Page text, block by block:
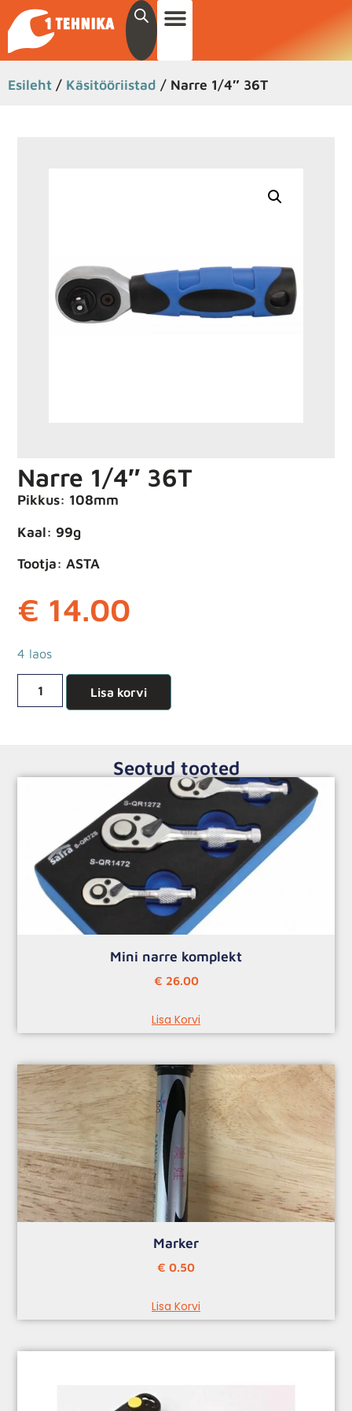
Esileht / Käsitööriistad / Narre 1/4″ 36T
Narre 1/4″ 36T
Pikkus: 108mm
Kaal: 99g
Tootja: ASTA
€ 14.00
4 laos
Lisa korvi
Seotud tooted
Mini narre komplekt
€ 26.00
Lisa Korvi
Marker
€ 0.50
Lisa Korvi